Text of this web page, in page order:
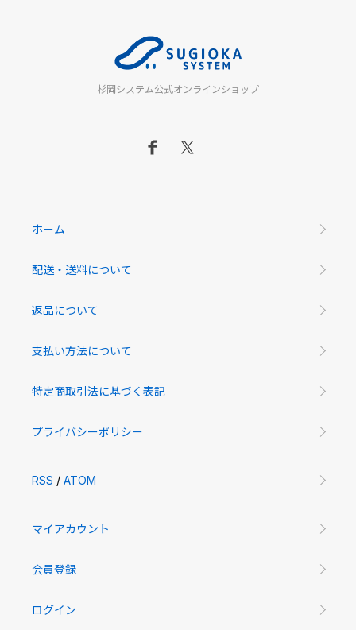
杉岡システム公式オンラインショップ
ホーム
配送・送料について
返品について
支払い方法について
特定商取引法に基づく表記
プライバシーポリシー
RSS / ATOM
マイアカウント
会員登録
ログイン